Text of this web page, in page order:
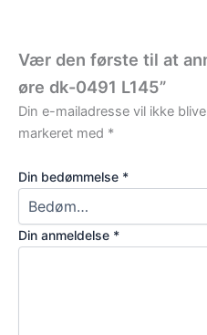
Vær den første til at
øre dk-0491 L145”
Din e-mailadresse vil ikke
markeret med *
Din bedømmelse *
Din anmeldelse *